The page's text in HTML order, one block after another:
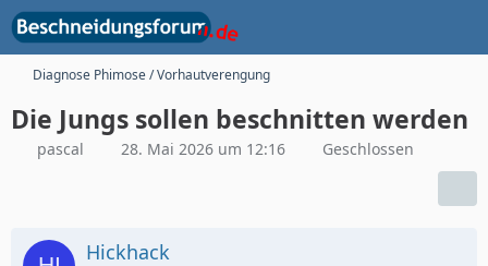
Diagnose Phimose / Vorhautverengung
Die Jungs sollen beschnitten werden
pascal 28. Mai 2026 um 12:16 Geschlossen
Hickhack